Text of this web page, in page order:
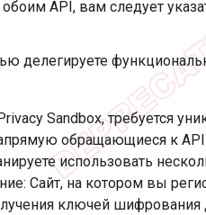
API, вам следует
делегируете
Sandbox, требуется
обращающиеся к API
использовать
Сайт, на котором вы
ключей шифрования